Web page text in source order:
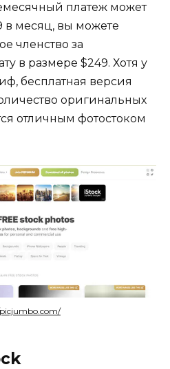
платеж может
в месяц, вы можете
членство за
в размере $249. Хотя у
бесплатная версия
оригинальных
отличным фотостоком